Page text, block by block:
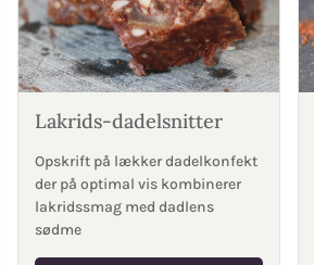
Lakrids-dadelsnitter
Opskrift på lækker dadelkonfekt
der på optimal vis kombinerer
lakridssmag med dadlens
sødme